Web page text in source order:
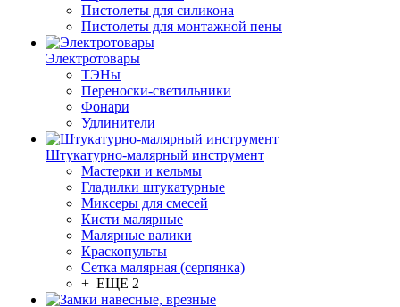
Пистолеты для силикона
Пистолеты для монтажной пены
Электротовары
ТЭНы
Переноски-светильники
Фонари
Удлинители
Штукатурно-малярный инструмент
Мастерки и кельмы
Гладилки штукатурные
Миксеры для смесей
Кисти малярные
Малярные валики
Краскопульты
Сетка малярная (серпянка)
+ ЕЩЕ 2